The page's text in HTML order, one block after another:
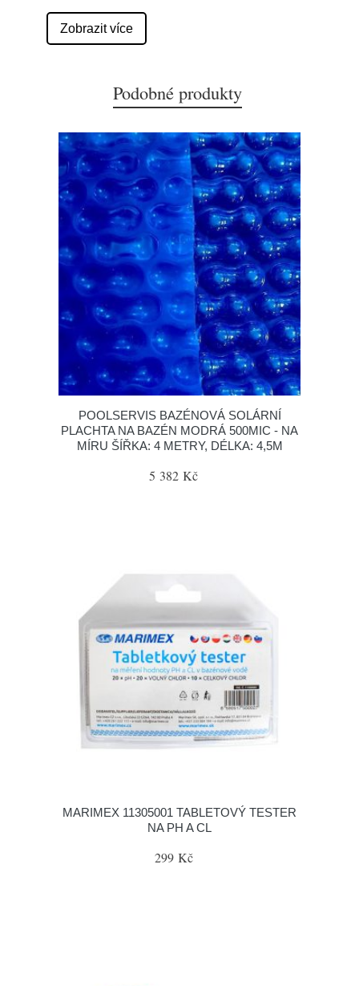
Zobrazit více
Podobné produkty
POOLSERVIS BAZÉNOVÁ SOLÁRNÍ
PLACHTA NA BAZÉN MODRÁ 500MIC - NA
MÍRU ŠÍŘKA: 4 METRY, DÉLKA: 4,5M
5 382 Kč
MARIMEX 11305001 TABLETOVÝ TESTER
NA PH A CL
299 Kč